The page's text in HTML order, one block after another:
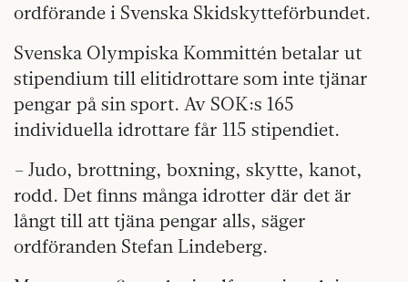
ordförande i Svenska Skidskytteförbundet.
Svenska Olympiska Kommittén betalar ut
stipendium till elitidrottare som inte tjänar
pengar på sin sport. Av SOK:s 165
individuella idrottare får 115 stipendiet.
– Judo, brottning, boxning, skytte, kanot,
rodd. Det finns många idrotter där det är
långt till att tjäna pengar alls, säger
ordföranden Stefan Lindeberg.